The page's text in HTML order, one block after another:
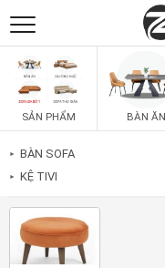
SẢN PHẨM
SOFAS
PHÒNG ĂN
PHÒNG NGỦ
SẢN PHẨM BÀN ĂN
► BÀN SOFA
► KỆ TIVI